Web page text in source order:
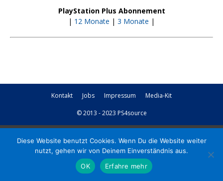
PlayStation Plus Abonnement
| 12 Monate | 3 Monate |
Kontakt Jobs Impressum Media-Kit
© 2013 - 2023 PS4source
Diese Website benutzt Cookies. Wenn Du die Website weiter
nutzt, gehen wir von Deinem Einverständnis aus.
OK
Erfahre mehr